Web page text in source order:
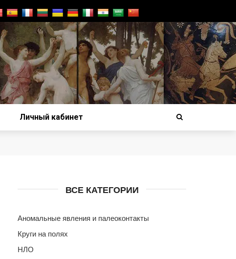
Личный кабинет
ВСЕ КАТЕГОРИИ
Аномальные явления и палеоконтакты
Круги на полях
НЛО